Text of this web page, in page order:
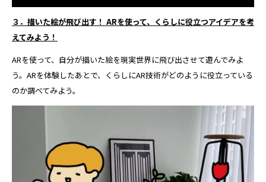
３．描いた絵が飛び出す！ ARを使って、くらしに役立つアイデアを考
えてみよう！
ARを使って、自分が描いた絵を現実世界に飛び出させて遊んでみよ
う。ARを体験したあとで、くらしにAR技術がどのように役立っている
のか調べてみよう。